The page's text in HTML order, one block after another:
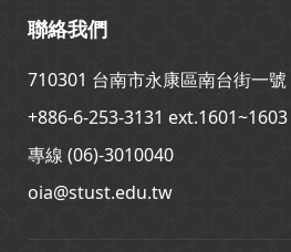
聯絡我們
710301 台南市永康區南台街一號
+886-6-253-3131 ext.1601~1603
專線 (06)-3010040
oia@stust.edu.tw